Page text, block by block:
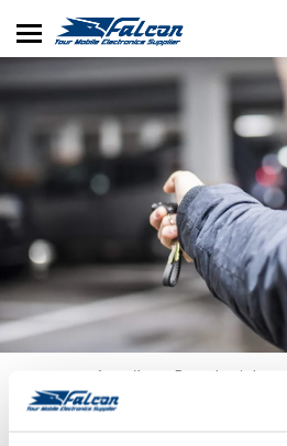
Acasă Brand-uri de top